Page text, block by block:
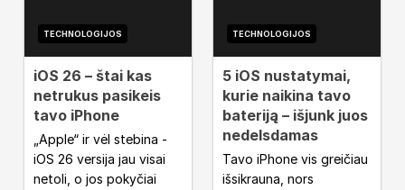
TECHNOLOGIJOS
iOS 26 – štai kas
netrukus pasikeis
tavo iPhone
„Apple“ ir vėl stebina -
iOS 26 versija jau visai
netoli, o jos pokyčiai
TECHNOLOGIJOS
5 iOS nustatymai,
kurie naikina tavo
bateriją – išjunk juos
nedelsdamas
Tavo iPhone vis greičiau
išsikrauna, nors